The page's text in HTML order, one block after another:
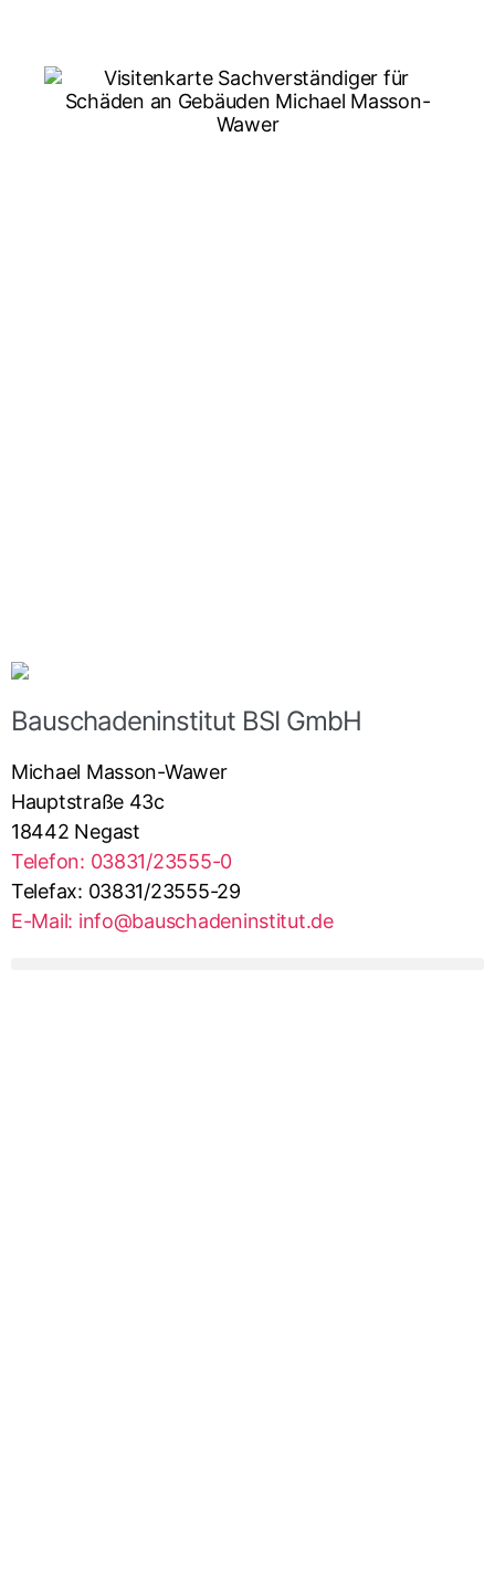
Bauschadeninstitut BSI GmbH
Michael Masson-Wawer
Hauptstraße 43c
18442 Negast
Telefon: 03831/23555-0
Telefax: 03831/23555-29
E-Mail: info@bauschadeninstitut.de